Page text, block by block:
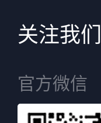
关注我们
官方微信